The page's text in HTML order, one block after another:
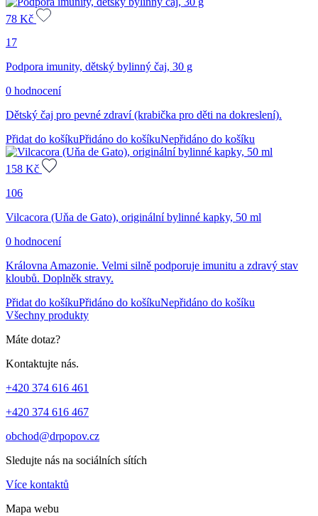
78 Kč
17
Podpora imunity, dětský bylinný čaj, 30 g
0 hodnocení
Dětský čaj pro pevné zdraví (krabička pro děti na dokreslení).
Přidat do košíkuPřidáno do košíkuNepřidáno do košíku
158 Kč
106
Vilcacora (Uňa de Gato), originální bylinné kapky, 50 ml
0 hodnocení
Královna Amazonie. Velmi silně podporuje imunitu a zdravý stav
kloubů. Doplněk stravy.
Přidat do košíkuPřidáno do košíkuNepřidáno do košíku
Všechny produkty
Máte dotaz?
Kontaktujte nás.
+420 374 616 461
+420 374 616 467
obchod@drpopov.cz
Sledujte nás na sociálních sítích
Více kontaktů
Mapa webu